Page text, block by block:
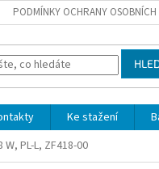
PODMÍNKY OCHRANY
Ke stažení
PL-L, ZF418-00